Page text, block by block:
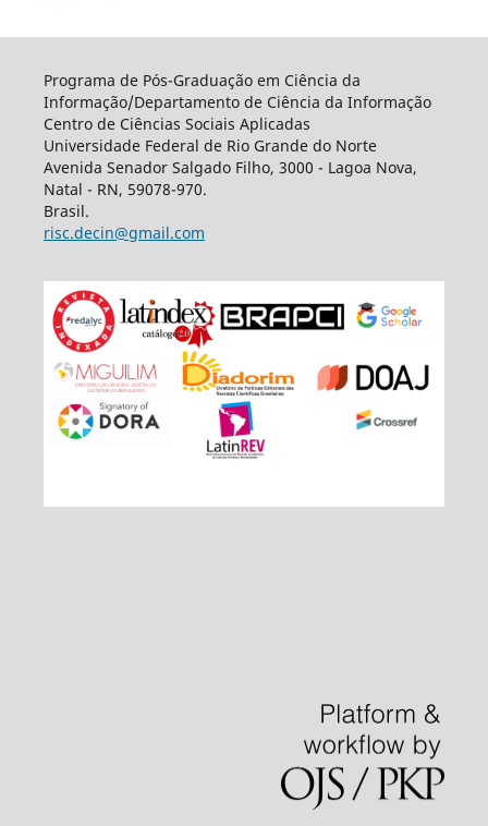
Programa de Pós-Graduação em Ciência da
Informação/Departamento de Ciência da Informação
Centro de Ciências Sociais Aplicadas
Universidade Federal de Rio Grande do Norte
Avenida Senador Salgado Filho, 3000 - Lagoa Nova,
Natal - RN, 59078-970.
Brasil.
risc.decin@gmail.com